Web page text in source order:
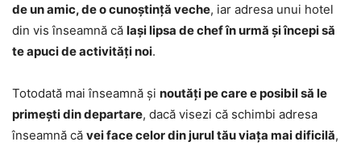
de un amic, de o cunoștință veche, iar adresa unui hotel
din vis înseamnă că lași lipsa de chef în urmă și începi să
te apuci de activități noi.
Totodată mai înseamnă și noutăți pe care e posibil să le
primești din departare, dacă visezi că schimbi adresa
înseamnă că vei face celor din jurul tău viața mai dificilă,